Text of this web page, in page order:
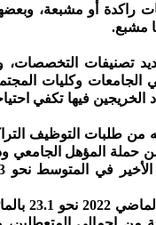
راكدة أو مشبعة،
مشبع.
تصنيفات التخصصات،
في الجامعات وكليات
استقبالها لكل من سجل بها بعد 2020، وأعداد الخريجين
من طلبات التوظيف
ومن حملة المؤهل الجامعي
معدل البطالة في الأردن، سجل